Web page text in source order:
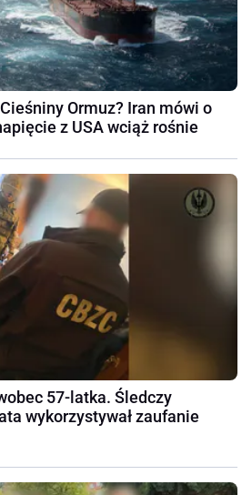
Ormuz? Iran mówi o
z USA wciąż rośnie
57-latka. Śledczy
wykorzystywał zaufanie